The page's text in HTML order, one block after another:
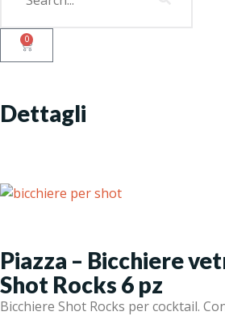
0
Dettagli
Piazza – Bicchiere
Shot Rocks 6 pz
Bicchiere Shot Rocks per cocktail.